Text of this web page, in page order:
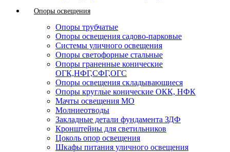
Опоры освещения
Опоры трубчатые
Опоры освещения садово-парковые
Системы уличного освещения
Опоры светофорные стальные
Опоры граненные конические
ОГК,НФГ,СФГ,ОГС
Опоры освещения складывающиеся
Опоры круглые конические ОКК, НФК
Мачты освещения МО
Молниеотводы
Закладные детали фундамента ЗДФ
Кронштейны для светильников
Цоколь опор освещения
Шкафы питания уличного освещения